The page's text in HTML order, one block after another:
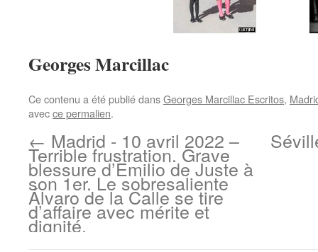
Georges Marcillac
Ce contenu a été publié dansGeorges Marcillac Escritos,
avecce permalien.
← Madrid - 10 avril 2022 –
Terrible frustration. Grave
blessure d’Emilio de Juste à
son 1er. Le sobresaliente
Álvaro de la Calle se tire
d’affaire avec mérite et
dignité.